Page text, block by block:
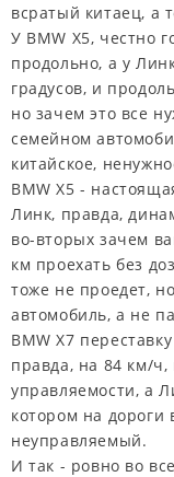
всратый китаец, а
У BMW X5, честно
продольно, а у
градусов, и
но зачем это все
семейном
китайское,
BMW X5 -
Линк, правда,
во-вторых зачем
км проехать без
тоже не проедет,
автомобиль, а не
BMW X7
правда, на 84 км/ч,
управляемости, а
котором на дороги
неуправляемый.
И так - ровно во